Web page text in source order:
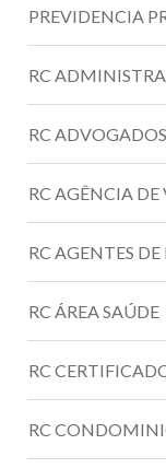
PREVIDENCIA
RC
RC ADVOGADOS
RC AGÊNCIA DE
RC AGENTES
RC ÁREA SAÚDE
RC
RC